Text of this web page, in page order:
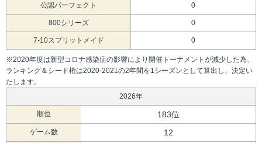
公認パーフェクト 0
800シリーズ 0
7-10スプリットメイド 0
※2020年度は新型コロナ感染症の影響により開催トーナメントが減少した為、
ランキング＆シード権は2020-2021の2年間を1シーズンとして算出し、決定い
たします。
2026年
順位 183位
ゲーム数 12